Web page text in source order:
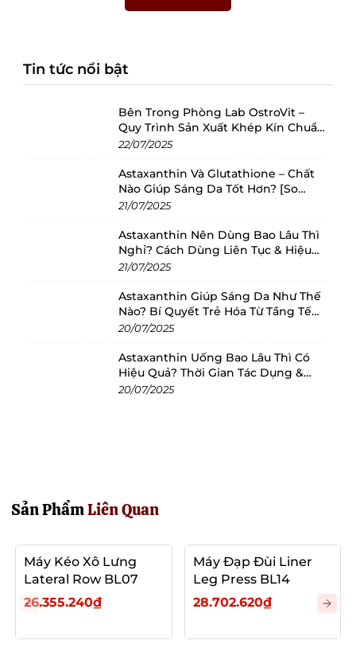
Tin tức nổi bật
Bên Trong Phòng Lab OstroVit –
Quy Trình Sản Xuất Khép Kín Chuẩn
Châu Âu
22/07/2025
Astaxanthin Và Glutathione – Chất
Nào Giúp Sáng Da Tốt Hơn? [So
Sánh 2025]
21/07/2025
Astaxanthin Nên Dùng Bao Lâu Thì
Nghỉ? Cách Dùng Liên Tục & Hiệu
Quả Nhất
21/07/2025
Astaxanthin Giúp Sáng Da Như Thế
Nào? Bí Quyết Trẻ Hóa Từ Tầng Tế
Bào
20/07/2025
Astaxanthin Uống Bao Lâu Thì Có
Hiệu Quả? Thời Gian Tác Dụng &
Cách Dùng Tối Ưu
20/07/2025
Sản PhẩmLiên Quan
Máy Kéo Xô Lưng
Lateral Row BL07
26.355.240₫
Máy Đạp Đùi Liner
Leg Press BL14
28.702.620₫